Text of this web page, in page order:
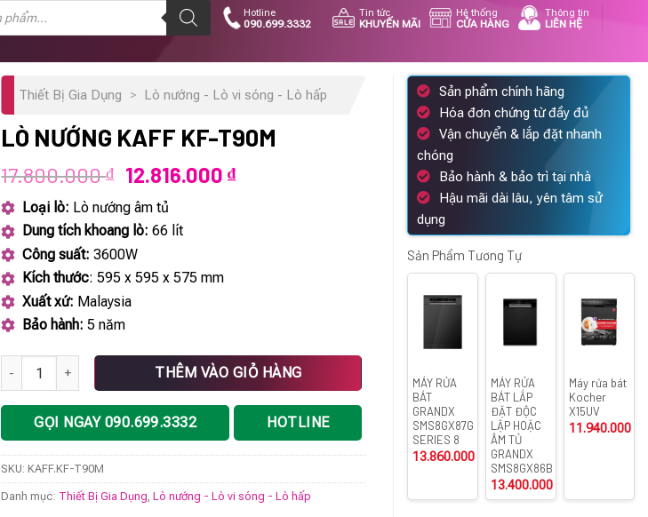
Hotline
090.699.3332
Tin tức
KHUYẾN MÃI
Hệ thống
CỬA HÀNG
Thông tin
LIÊN HỆ
Thiết Bị Gia Dụng > Lò nướng - Lò vi sóng - Lò hấp
LÒ NƯỚNG KAFF KF-T90M
17.800.000₫
Giá
gốc
là:
17.800.000 ₫.
12.816.000 ₫Giá
Loại lò: Lò nướng âm tủ
Dung tích khoang lò: 66 lít
Công suất: 3600W
Kích thước: 595 x 595 x 575 mm
Xuất xứ: Malaysia
Bảo hành: 5 năm
Lò nướng KAFF KF-T90M số lượngTHÊM VÀO GIỎ HÀNG
GỌI NGAY 090.699.3332 HOTLINE
SKU:KAFF.KF-T90M
Danh mục: Thiết Bị Gia Dụng,Lò nướng - Lò vi sóng - Lò hấp
Sản phẩm chính hãng
Hóa đơn chứng từ đầy đủ
Vận chuyển & lắp đặt nhanh
chóng
Bảo hành & bảo trì tại nhà
Hậu mãi dài lâu, yên tâm sử
dụng
Sản Phẩm Tương Tự
MÁY RỬA
BÁT
GRANDX
SMS8GX87G
SERIES 8
13.860.000
MÁY RỬA
BÁT LẮP
ĐẶT ĐỘC
LẬP HOẶC
ÂM TỦ
GRANDX
SMS8GX86B
13.400.000
Máy rửa bát
Kocher
X15UV
11.940.000